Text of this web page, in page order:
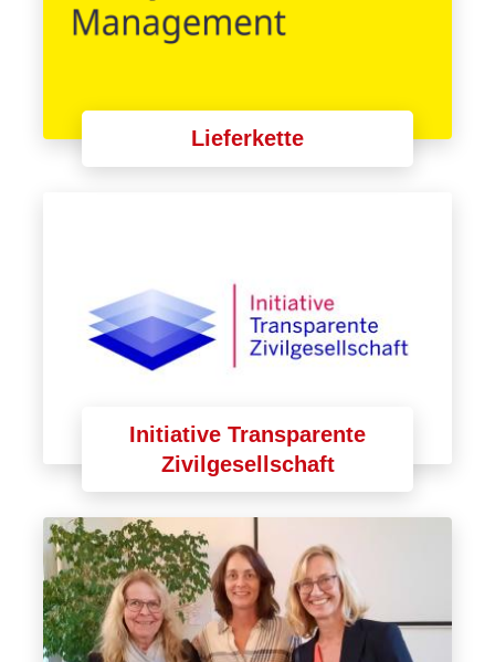
Lieferkette
Initiative Transparente
Zivilgesellschaft